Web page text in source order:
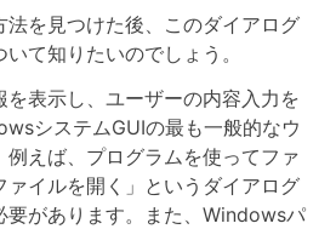
法を見つけた後、このダイアログ
て知りたいのでしょう。
を表示し、ユーザーの内容入力を
システムGUIの最も一般的なウ
例えば、プログラムを使ってファ
ァイルを開く」というダイアログ
要があります。また、Windowsパ